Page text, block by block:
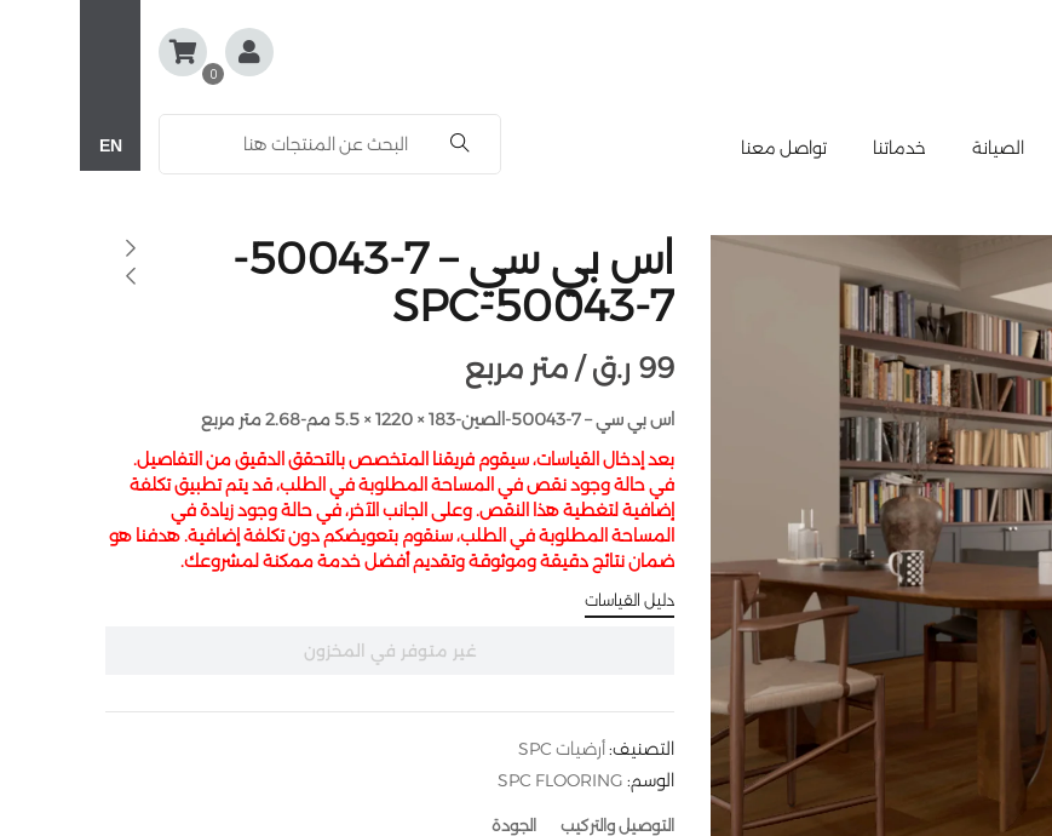
الصيانة خدماتنا تواصل معنا
0
EN
اس بي سي – 7-50043-
SPC-50043-7
متر مربع / 99 ر.ق
اس بي سي – 7-50043-الصين-183 × 1220 × 5.5 مم-2.68 متر مربع
بعد إدخال القياسات، سيقوم فريقنا المتخصص بالتحقق الدقيق من التفاصيل.
في حالة وجود نقص في المساحة المطلوبة في الطلب، قد يتم تطبيق تكلفة
إضافية لتغطية هذا النقص. وعلى الجانب الآخر، في حالة وجود زيادة في
المساحة المطلوبة في الطلب، سنقوم بتعويضكم دون تكلفة إضافية. هدفنا هو
ضمان نتائج دقيقة وموثوقة وتقديم أفضل خدمة ممكنة لمشروعك.
دليل القياسات
غير متوفر في المخزون
التصنيف:أرضيات SPC
الوسم: SPC FLOORING
التوصيل والتركيب الجودة